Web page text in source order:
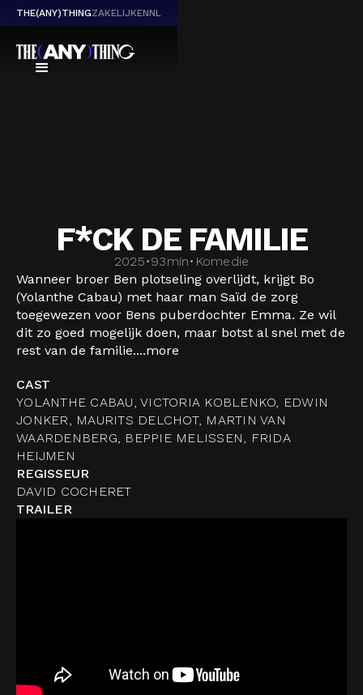
THE(ANY)THINGZAKELIJKENNL
F*CK DE FAMILIE
2025•93min• Komedie
Wanneer broer Ben plotseling overlijdt, krijgt Bo
(Yolanthe Cabau) met haar man Saïd de zorg
toegewezen voor Bens puberdochter Emma. Ze wil
dit zo goed mogelijk doen, maar botst al snel met de
rest van de familie....more
CAST
YOLANTHE CABAU, VICTORIA KOBLENKO, EDWIN
JONKER, MAURITS DELCHOT, MARTIN VAN
WAARDENBERG, BEPPIE MELISSEN, FRIDA
HEIJMEN
REGISSEUR
DAVID COCHERET
TRAILER